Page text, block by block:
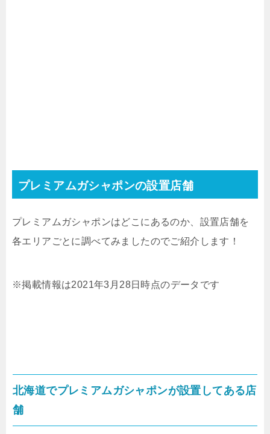
プレミアムガシャポンの設置店舗
プレミアムガシャポンはどこにあるのか、設置店舗を
各エリアごとに調べてみましたのでご紹介します！
※掲載情報は2021年3月28日時点のデータです
北海道でプレミアムガシャポンが設置してある店
舗